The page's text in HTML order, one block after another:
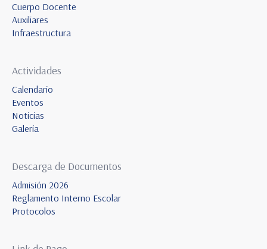
Cuerpo Docente
Auxiliares
Infraestructura
Actividades
Calendario
Eventos
Noticias
Galería
Descarga de Documentos
Admisión 2026
Reglamento Interno Escolar
Protocolos